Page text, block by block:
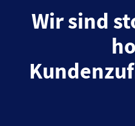
Wir sind